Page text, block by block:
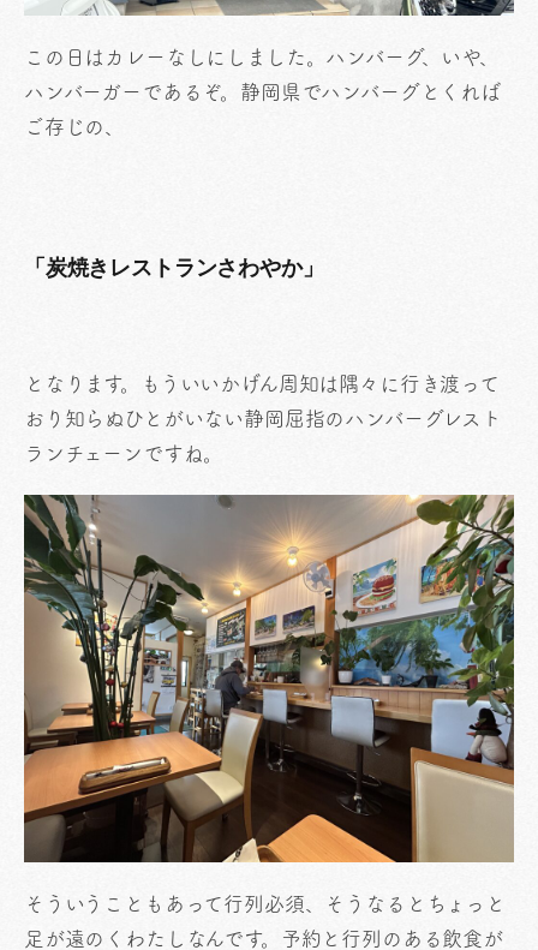
この日はカレーなしにしました。ハンバーグ、いや、
ハンバーガーであるぞ。静岡県でハンバーグとくれば
ご存じの、
「炭焼きレストランさわやか」
となります。もういいかげん周知は隅々に行き渡って
おり知らぬひとがいない静岡屈指のハンバーグレスト
ランチェーンですね。
そういうこともあって行列必須、そうなるとちょっと
足が遠のくわたしなんです。予約と行列のある飲食が